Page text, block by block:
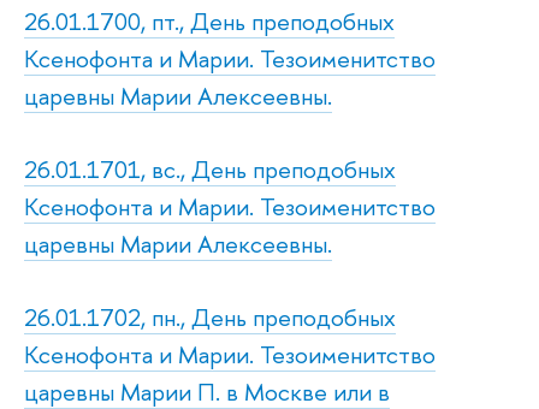
26.01.1700, пт., День преподобных
Ксенофонта и Марии. Тезоименитство
царевны Марии Алексеевны.
26.01.1701, вс., День преподобных
Ксенофонта и Марии. Тезоименитство
царевны Марии Алексеевны.
26.01.1702, пн., День преподобных
Ксенофонта и Марии. Тезоименитство
царевны Марии П. в Москве или в